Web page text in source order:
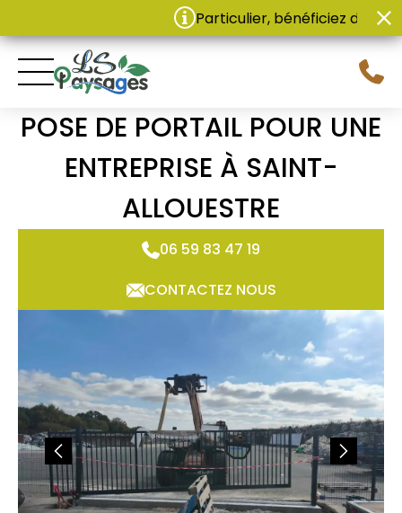
Particulier, bénéficiez de 50%
POSE DE PORTAIL POUR UNE
ENTREPRISE À SAINT-
ALLOUESTRE
06 59 83 47 19
CONTACTEZ NOUS
Panneau de gestion des cookies